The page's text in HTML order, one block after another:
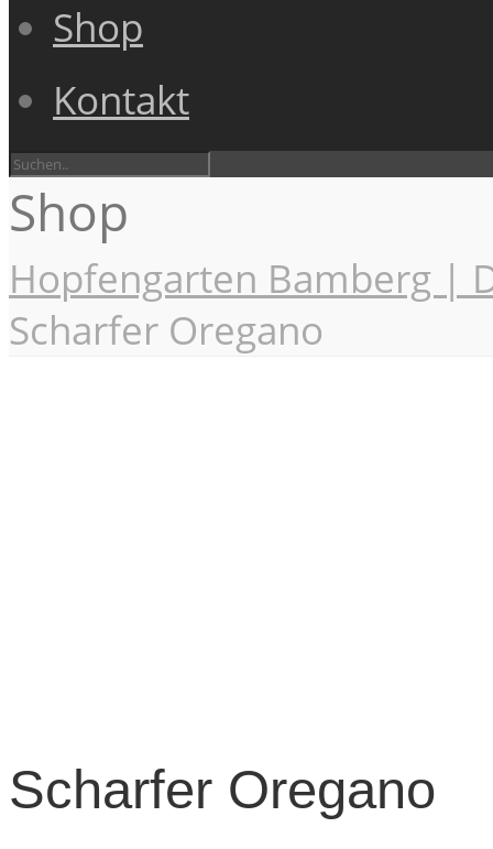
Shop
Kontakt
Shop
Hopfengarten Bamberg |
Scharfer Oregano
Scharfer Oregano